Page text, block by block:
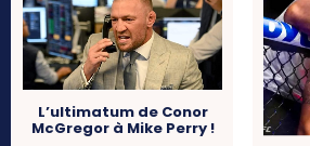
L’ultimatum de Conor
McGregor à Mike Perry !